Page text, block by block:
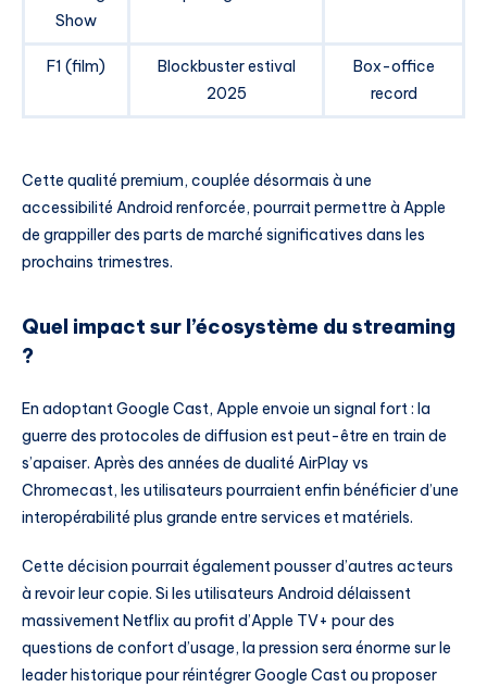
Show
F1 (film)
Blockbuster estival
2025
Box-office
record
Cette qualité premium, couplée désormais à une
accessibilité Android renforcée, pourrait permettre à Apple
de grappiller des parts de marché significatives dans les
prochains trimestres.
Quel impact sur l’écosystème du streaming
?
En adoptant Google Cast, Apple envoie un signal fort : la
guerre des protocoles de diffusion est peut-être en train de
s’apaiser. Après des années de dualité AirPlay vs
Chromecast, les utilisateurs pourraient enfin bénéficier d’une
interopérabilité plus grande entre services et matériels.
Cette décision pourrait également pousser d’autres acteurs
à revoir leur copie. Si les utilisateurs Android délaissent
massivement Netflix au profit d’Apple TV+ pour des
questions de confort d’usage, la pression sera énorme sur le
leader historique pour réintégrer Google Cast ou proposer